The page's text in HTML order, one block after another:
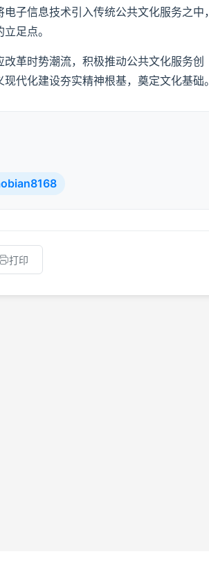
子信息技术引入传统公共文化服务之中，
足点。
革时势潮流，积极推动公共文化服务创
代化建设夯实精神根基，奠定文化基础。
打印